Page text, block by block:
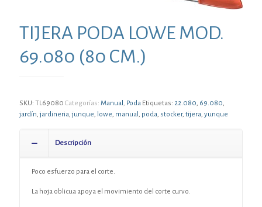
TIJERA PODA LOWE MOD.
69.080 (80 CM.)
SKU: TL69080 Categorías: Manual , Poda Etiquetas: 22.080, 69.080,
jardín,jardineria,junque, lowe, manual , poda, stocker, tijera, yunque
Descripción
Poco esfuerzo para el corte.
La hoja oblicua apoya el movimiento del corte curvo.